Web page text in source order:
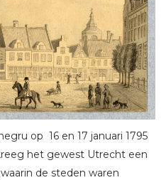
op 16 en 17 januari 1795
het gewest Utrecht een
de steden waren